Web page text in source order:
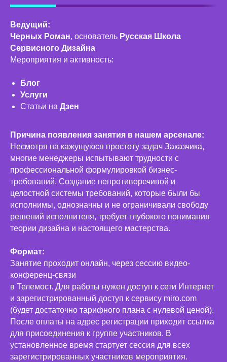
Ведущий:
Черных Роман, основатель Русская Школа
Сервисного Дизайна
Мероприятия и активность:
Блог
Услуги
Статьи на Дзен
Причина появления занятия в нашем арсенале:
Несмотря на кажущуюся простоту задач Заказчика,
многие менеджеры испытывают трудности с
профессиональной формулировкой бизнес-
требований. Создание непротиворечивой и
целостной системы требований, которые были бы
исполнимы, однозначны и не ограничивали свободу
решений исполнителя, требует глубокого понимания
теории дизайна и настоящего мастерства.
Формат:
Занятие проходит онлайн, через сессию видео-
конференц-связи
в Телемост. Для работы нужен доступ к сети Интернет
и зарегистрированный доступ к сервису miro.com
(будет достаточно тарифного плана с нулевой ценой).
После оплаты на адрес регистрации приходит ссылка
для присоединения к группе участников. В
установленное время стартует сессия для всех
зарегистрированных участников мероприятия.